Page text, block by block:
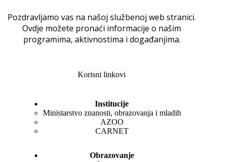
Pozdravljamo vas na našoj službenoj web stranici.
Ovdje možete pronaći informacije o našim
programima, aktivnostima i događanjima.
Korisni linkovi
Institucije
Ministarstvo znanosti, obrazovanja i mladih
AZOO
CARNET
Obrazovanje